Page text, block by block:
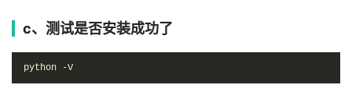
c、测试是否安装成功了
python -V